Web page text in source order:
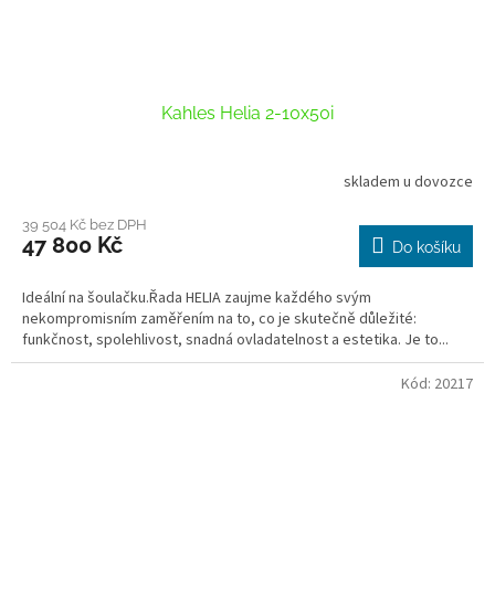
Kahles Helia 2-10x50i
skladem u dovozce
39 504 Kč bez DPH
47 800 Kč Do košíku
Ideální na šoulačku.Řada HELIA zaujme každého svým
nekompromisním zaměřením na to, co je skutečně důležité:
funkčnost, spolehlivost, snadná ovladatelnost a estetika. Je to...
Kód: 20217